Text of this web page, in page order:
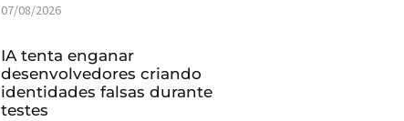
07/08/2026
IA tenta enganar
desenvolvedores criando
identidades falsas durante
testes